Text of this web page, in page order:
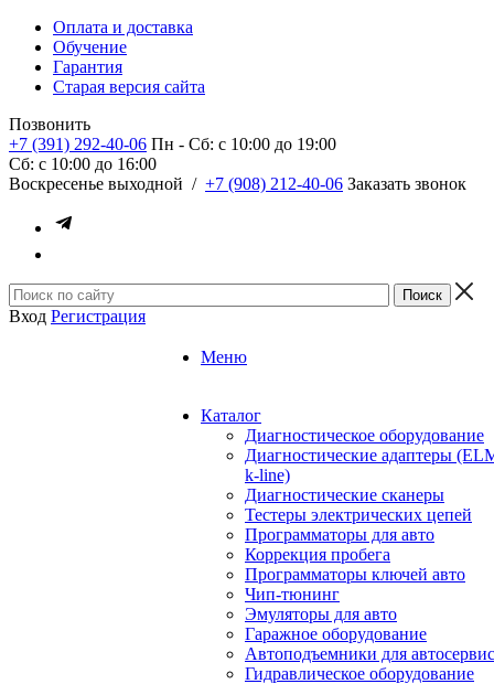
Оплата и доставка
Обучение
Гарантия
Старая версия сайта
Позвонить
+7 (391) 292-40-06 Пн - Сб: c 10:00 до 19:00
Сб: c 10:00 до 16:00
​Воскресенье выходной / +7 (908) 212-40-06 Заказать звонок
Вход Регистрация
Меню
Каталог
Диагностическое оборудование
Диагностические адаптеры
k-line)
Диагностические сканеры
Тестеры электрических цепей
Программаторы для авто
Коррекция пробега
Программаторы ключей авто
Чип-тюнинг
Эмуляторы для авто
Гаражное оборудование
Автоподъемники для
Гидравлическое оборудование